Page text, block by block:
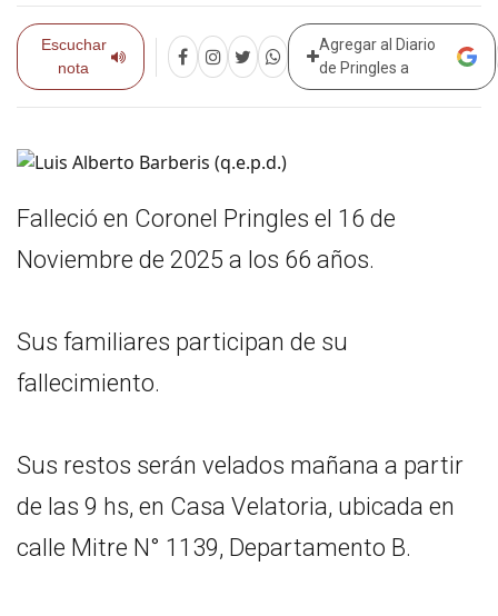
Escuchar
nota
Agregar al Diario
de Pringles a
Falleció en Coronel Pringles el 16 de
Noviembre de 2025 a los 66 años.
Sus familiares participan de su
fallecimiento.
Sus restos serán velados mañana a partir
de las 9 hs, en Casa Velatoria, ubicada en
calle Mitre N° 1139, Departamento B.